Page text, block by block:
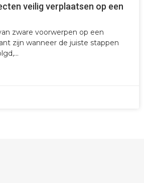
veilig verplaatsen op een
zware voorwerpen op een
zijn wanneer de juiste stappen